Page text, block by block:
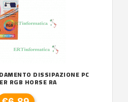
DISSIPAZIONE PC
RGB HORSE RA